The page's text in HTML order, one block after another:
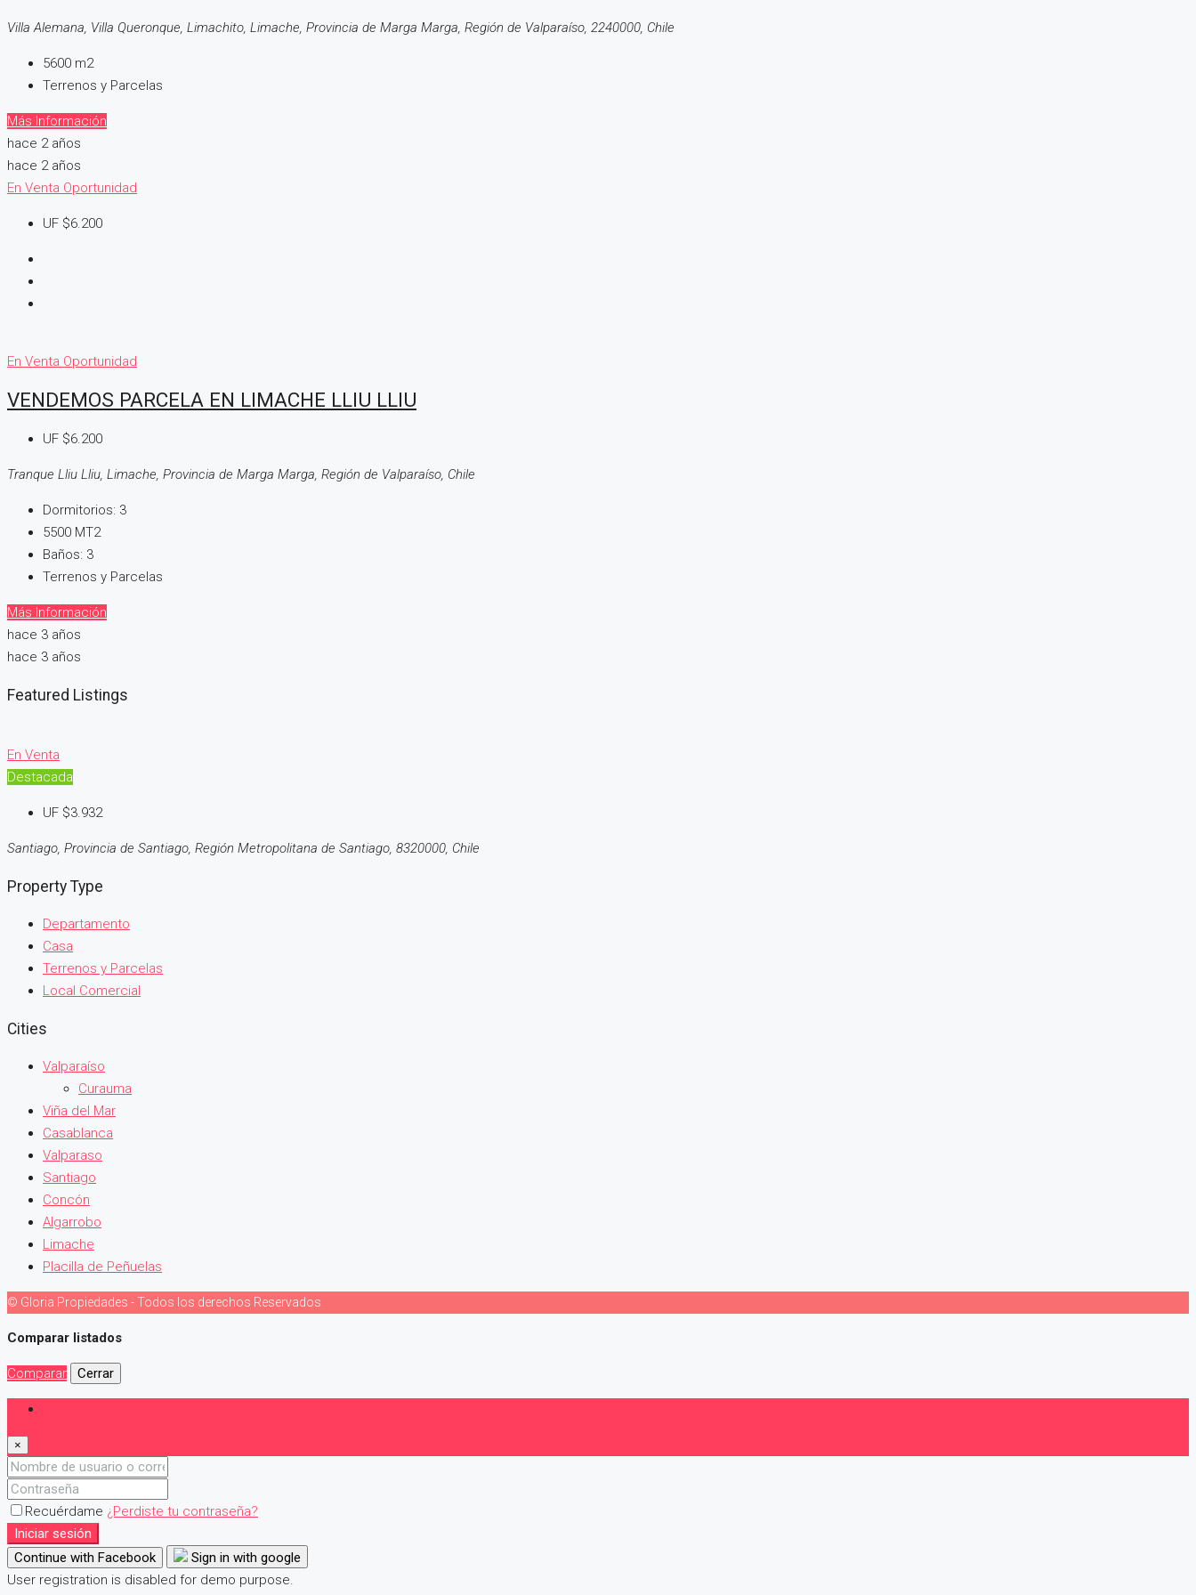
Villa Alemana, Villa Queronque, Limachito, Limache, Provincia de Marga Marga, Región de Valparaíso, 2240000, Chile
5600 m2
Terrenos y Parcelas
Más Información
hace 2 años
hace 2 años
En Venta Oportunidad
UF $6.200
En Venta Oportunidad
VENDEMOS PARCELA EN LIMACHE LLIU LLIU
UF $6.200
Tranque Lliu Lliu, Limache, Provincia de Marga Marga, Región de Valparaíso, Chile
Dormitorios: 3
5500 MT2
Baños: 3
Terrenos y Parcelas
Más Información
hace 3 años
hace 3 años
Featured Listings
En Venta
Destacada
UF $3.932
Santiago, Provincia de Santiago, Región Metropolitana de Santiago, 8320000, Chile
Property Type
Departamento
Casa
Terrenos y Parcelas
Local Comercial
Cities
Valparaíso
Curauma
Viña del Mar
Casablanca
Valparaso
Santiago
Concón
Algarrobo
Limache
Placilla de Peñuelas
© Gloria Propiedades - Todos los derechos Reservados
Comparar listados
Comparar Cerrar
×
Recuérdame ¿Perdiste tu contraseña?
Iniciar sesión
Continue with Facebook
Sign in with google
User registration is disabled for demo purpose.